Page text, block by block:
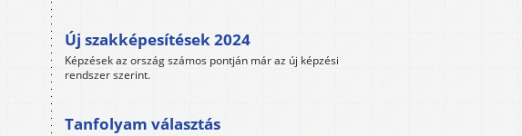
Új szakképesítések 2024
Képzések az ország számos pontján már az új képzési
rendszer szerint.
Tanfolyam választás